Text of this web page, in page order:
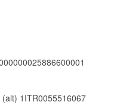
1ITR0055516067